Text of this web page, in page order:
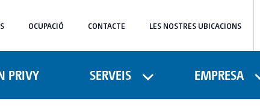
OCUPACIÓ CONTACTE LES NOSTRES UBICACIONS
PRIVY SERVEIS EMPRESA